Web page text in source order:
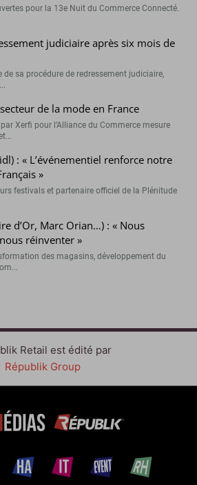
pour la 13e Nuit du Commerce Connecté.
judiciaire après six mois de
de sa procédure de redressement judiciaire,
de la mode en France
Xerfi pour l’Alliance du Commerce mesure
: « L’événementiel renforce notre
»
festivals et partenaire officiel de la Plénitude
d’Or, Marc Orian…) : « Nous
réinventer »
des magasins, développement du
Retail est édité par
Républik Group